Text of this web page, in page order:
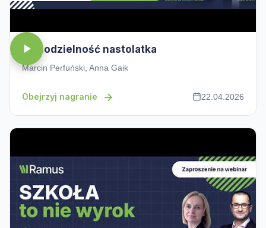
Samodzielność nastolatka
Marcin Perfuński, Anna Gaik
Obejrzyj nagranie 22.04.2026